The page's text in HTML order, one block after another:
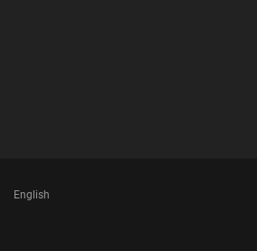
English